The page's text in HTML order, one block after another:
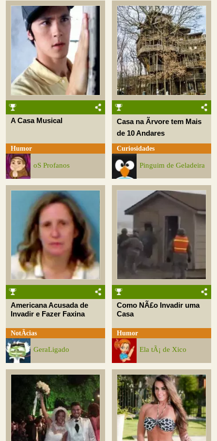
A Casa Musical
Humor
oS Profanos
Casa na Ãrvore tem Mais
de 10 Andares
Curiosidades
Pinguim de Geladeira
Americana Acusada de
Invadir e Fazer Faxina
NotÃ­cias
GeraLigado
Como NÃ£o Invadir uma
Casa
Humor
Ela tÃ¡ de Xico